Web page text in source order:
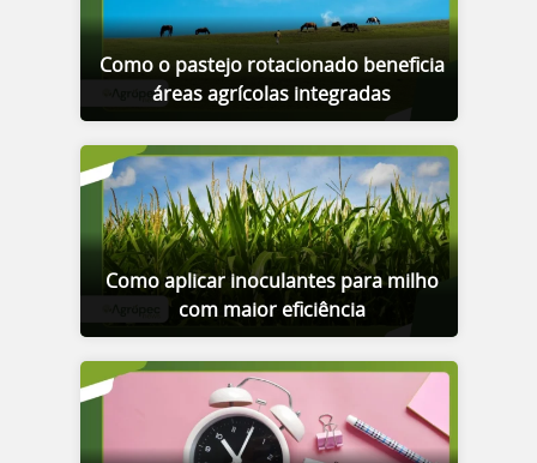
Como o pastejo rotacionado beneficia
áreas agrícolas integradas
Como aplicar inoculantes para milho
com maior eficiência